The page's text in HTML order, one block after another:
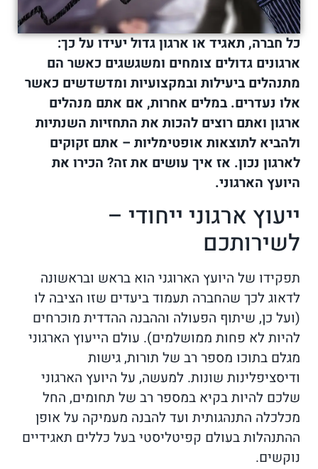
כל חברה, תאגיד או ארגון גדול יעידו על כך:
ארגונים גדולים צומחים ומשגשגים כאשר הם
מתנהלים ביעילות ובמקצועיות ומדשדשים כאשר
אלו נעדרים. במלים אחרות, אם אתם מנהלים
ארגון ואתם רוצים להכות את התחזיות השנתיות
ולהביא לתוצאות אופטימליות – אתם זקוקים
לארגון נכון. אז איך עושים את זה? הכירו את
היועץ הארגוני.
ייעוץ ארגוני ייחודי –
לשירותכם
תפקידו של היועץ הארוגני הוא בראש ובראשונה
לדאוג לכך שהחברה תעמוד ביעדים שזו הציבה לו
(ועל כן, שיתוף הפעולה וההבנה ההדדית מוכרחים
להיות לא פחות ממושלמים). עולם הייעוץ הארגוני
מגלם בתוכו מספר רב של תורות, גישות
ודיסציפלינות שונות. למעשה, על היועץ הארגוני
שלכם להיות בקיא במספר רב של תחומים, החל
מכלכלה התנהגותית ועד להבנה מעמיקה על אופן
ההתנהלות בעולם קפיטליסטי בעל כללים תאגידיים
נוקשים.